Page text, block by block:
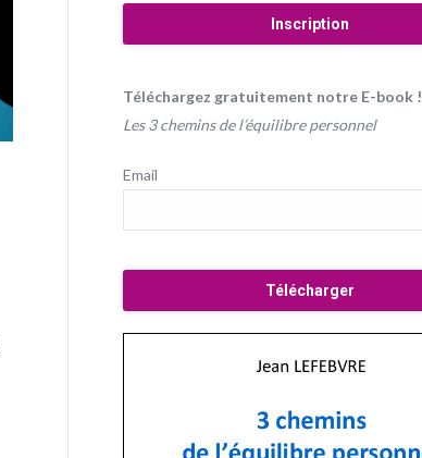
Téléchargez gratuitement notre E-book !
Les 3 chemins de l’équilibre personnel
Email